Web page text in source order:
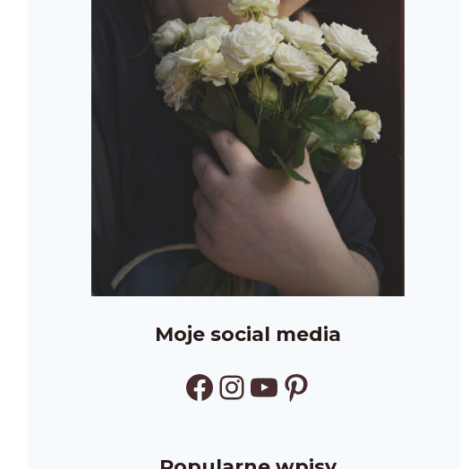
Moje social media
Facebook
Instagram
YouTube
Pinterest